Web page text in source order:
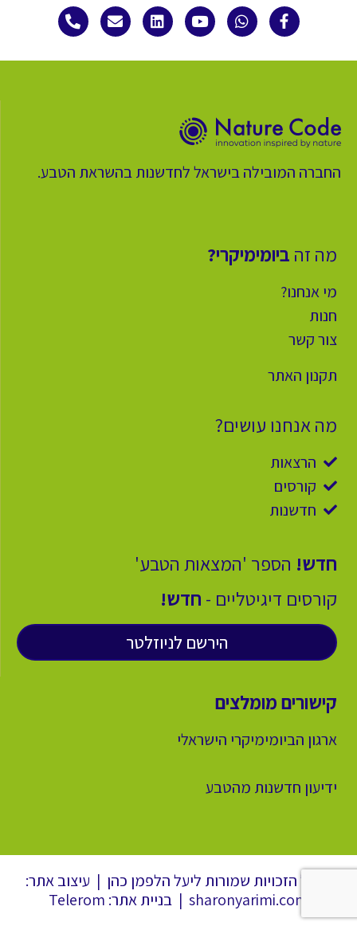
החברה המובילה בישראל לחדשנות בהשראת הטבע.
מה זה ביומימיקרי?
מי אנחנו?
חנות
צור קשר
תקנון האתר
מה אנחנו עושים?
הרצאות
קורסים
חדשנות
חדש! הספר 'המצאות הטבע'
קורסים דיגיטליים - חדש!
הירשם לניוזלטר
קישורים מומלצים
ארגון הביומימיקרי הישראלי
ידיעון חדשנות מהטבע
© כל הזכויות שמורות ליעל הלפמן כהן | עיצוב אתר:
sharonyarimi.com | בניית אתר: Telerom